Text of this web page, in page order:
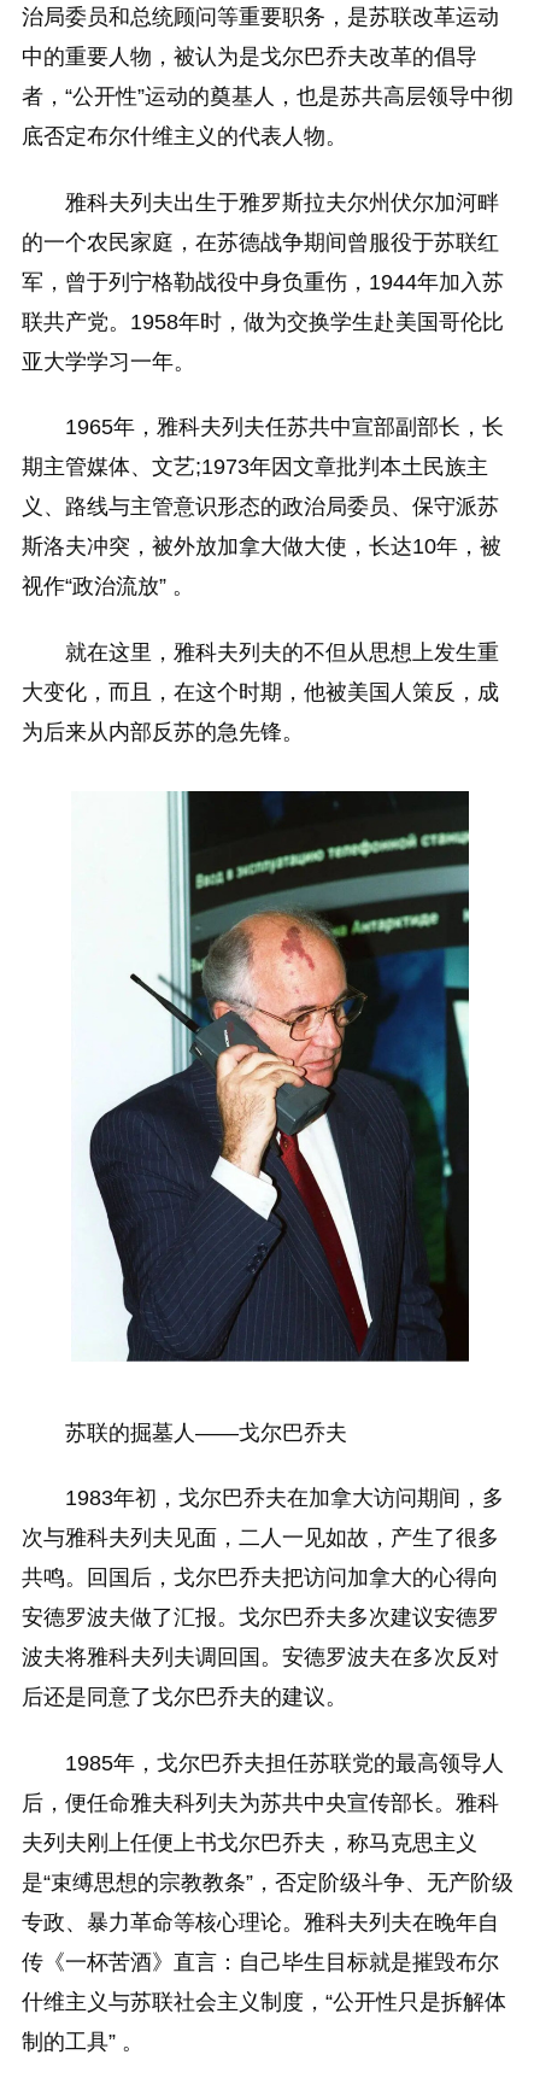
治局委员和总统顾问等重要职务，是苏联改革运动
中的重要人物，被认为是戈尔巴乔夫改革的倡导
者，“公开性”运动的奠基人，也是苏共高层领导中彻
底否定布尔什维主义的代表人物。
雅科夫列夫出生于雅罗斯拉夫尔州伏尔加河畔
的一个农民家庭，在苏德战争期间曾服役于苏联红
军，曾于列宁格勒战役中身负重伤，1944年加入苏
联共产党。1958年时，做为交换学生赴美国哥伦比
亚大学学习一年。
1965年，雅科夫列夫任苏共中宣部副部长，长
期主管媒体、文艺;1973年因文章批判本土民族主
义、路线与主管意识形态的政治局委员、保守派苏
斯洛夫冲突，被外放加拿大做大使，长达10年，被
视作“政治流放” 。
就在这里，雅科夫列夫的不但从思想上发生重
大变化，而且，在这个时期，他被美国人策反，成
为后来从内部反苏的急先锋。
苏联的掘墓人——戈尔巴乔夫
1983年初，戈尔巴乔夫在加拿大访问期间，多
次与雅科夫列夫见面，二人一见如故，产生了很多
共鸣。回国后，戈尔巴乔夫把访问加拿大的心得向
安德罗波夫做了汇报。戈尔巴乔夫多次建议安德罗
波夫将雅科夫列夫调回国。安德罗波夫在多次反对
后还是同意了戈尔巴乔夫的建议。
1985年，戈尔巴乔夫担任苏联党的最高领导人
后，便任命雅夫科列夫为苏共中央宣传部长。雅科
夫列夫刚上任便上书戈尔巴乔夫，称马克思主义
是“束缚思想的宗教教条”，否定阶级斗争、无产阶级
专政、暴力革命等核心理论。雅科夫列夫在晚年自
传《一杯苦酒》直言：自己毕生目标就是摧毁布尔
什维主义与苏联社会主义制度，“公开性只是拆解体
制的工具” 。